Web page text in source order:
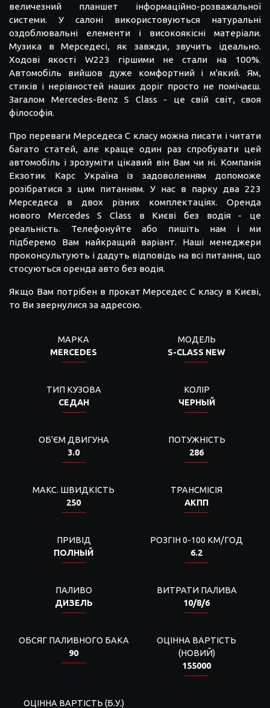
величезний планшет інформаційно-розважальної
системи. У салоні використовуються натуральні
оздоблювальні елементи і високоякісні матеріали.
Музика в Мерседесі, як завжди, звучить ідеально.
Ходові якості W223 гіршими не стали на 100%.
Автомобіль вийшов дуже комфортний і м'який. Ям,
стиків і нерівностей наших доріг просто не помічаєш.
Загалом Mercedes-Benz S Class - це свій світ, своя
філософія.
Про переваги Мерседеса С класу можна писати і читати
багато статей, але краще один раз спробувати цей
автомобіль і зрозуміти цікавий він Вам чи ні. Компанія
Екзотик Карс Україна із задоволенням допоможе
розібратися з цим питанням. У нас в парку два 223
Мерседеса в двох різних комплектаціях. Оренда
нового Mercedes S Class в Києві без водія - це
реальність. Телефонуйте або пишіть нам і ми
підберемо Вам найкращий варіант. Наші менеджери
проконсультують і дадуть відповідь на всі питання, що
стосуються оренда авто без водія.
Якщо Вам потрібен в прокат Мерседес С класу в Києві,
то Ви звернулися за адресою.
МАРКА
MERCEDES
МОДЕЛЬ
S-CLASS NEW
ТИП КУЗОВА
СЕДАН
КОЛІР
ЧЕРНЫЙ
ОБ'ЄМ ДВИГУНА
3.0
ПОТУЖНІСТЬ
286
МАКС. ШВИДКІСТЬ
250
ТРАНСМІСІЯ
АКПП
ПРИВІД
ПОЛНЫЙ
РОЗГІН 0-100 КМ/ГОД
6.2
ПАЛИВО
ДИЗЕЛЬ
ВИТРАТИ ПАЛИВА
10/8/6
ОБСЯГ ПАЛИВНОГО БАКА
90
ОЦІННА ВАРТІСТЬ
(НОВИЙ)
155000
ОЦІННА ВАРТІСТЬ (Б.У.)